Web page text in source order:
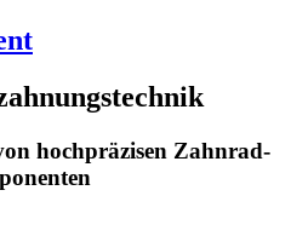
hochpräzisen Zahnrad-